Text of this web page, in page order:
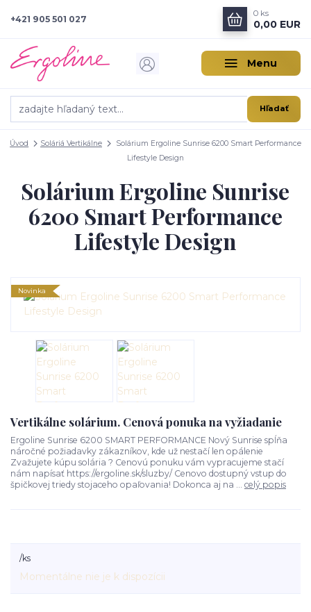
Menu
Hľadať
+421 905 501 027
0 ks
0,00 EUR
Úvod Soláriá Vertikálne
Solárium Ergoline Sunrise 6200 Smart Performance
Lifestyle Design
Solárium Ergoline Sunrise
6200 Smart Performance
Lifestyle Design
Novinka
Vertikálne solárium. Cenová ponuka na vyžiadanie
Ergoline Sunrise 6200 SMART PERFORMANCE Nový Sunrise spĺňa
náročné požiadavky zákazníkov, kde už nestačí len opálenie
Zvažujete kúpu solária ? Cenovú ponuku vám vypracujeme stačí
nám napísať https://ergoline.sk/sluzby/ Cenovo dostupný vstup do
špičkovej triedy stojaceho opaľovania! Dokonca aj na ... celý popis
/ks
Momentálne nie je k dispozícii